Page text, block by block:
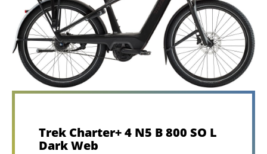
Trek Charter+ 4 N5 B 800 SO L
Dark Web